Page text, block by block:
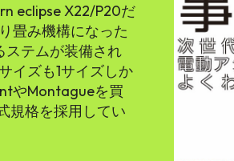
eclipse X22/P20だ
畳み機構になった
ステムが装備され
イズも1サイズしか
やMontagueを買
規格を採用してい